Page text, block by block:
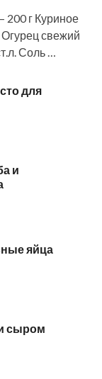
г Куриное
свежий
Соль …
для
и
яйца
сыром